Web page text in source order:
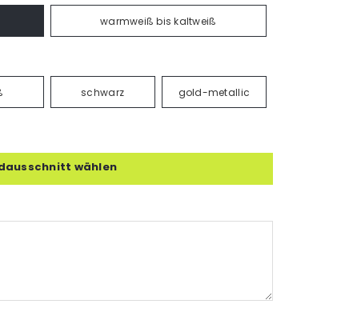
warmweiß bis kaltweiß
schwarz gold-metallic
wählen